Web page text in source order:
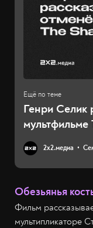
Генри Селик
2х2.медиа
Обезьянья
Фильм
мультипликаторе